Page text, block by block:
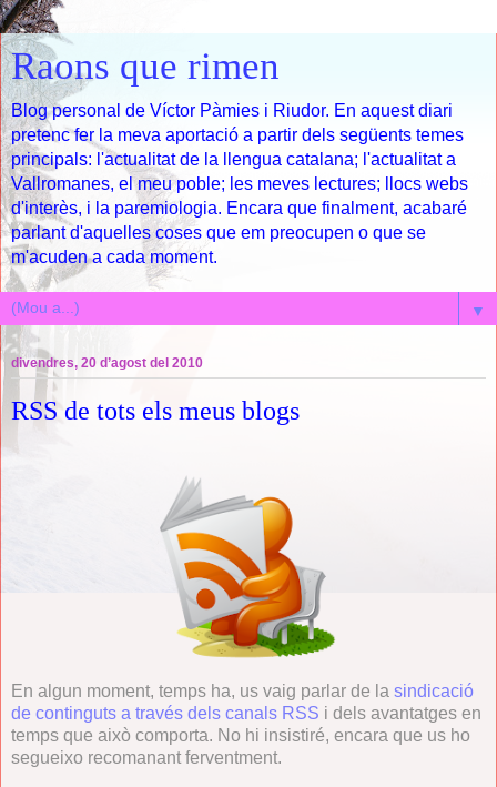
Raons que rimen
Blog personal de Víctor Pàmies i Riudor. En aquest diari
pretenc fer la meva aportació a partir dels següents temes
principals: l'actualitat de la llengua catalana; l'actualitat a
Vallromanes, el meu poble; les meves lectures; llocs webs
d'interès, i la paremiologia. Encara que finalment, acabaré
parlant d'aquelles coses que em preocupen o que se
m'acuden a cada moment.
▼
divendres, 20 d’agost del 2010
RSS de tots els meus blogs
En algun moment, temps ha, us vaig parlar de la sindicació
de continguts a través dels canals RSS i dels avantatges en
temps que això comporta. No hi insistiré, encara que us ho
segueixo recomanant ferventment.